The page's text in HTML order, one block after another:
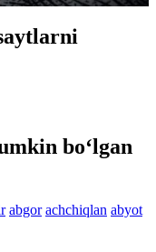
bo‘lgan
abgor achchiqlan abyot